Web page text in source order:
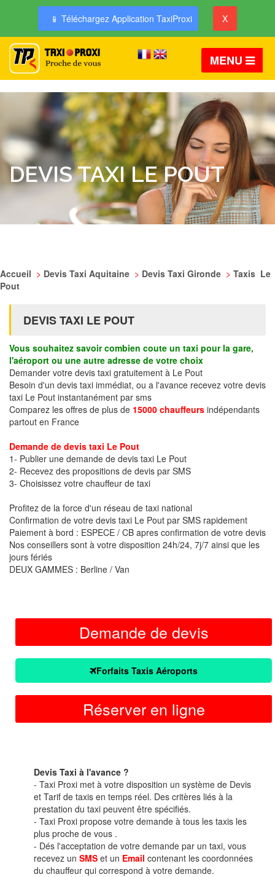
📱 Téléchargez Application TaxiProxi X
MENU
DEVIS TAXI LE POUT
Accueil > Devis Taxi Aquitaine > Devis Taxi Gironde > Taxis Le
Pout
DEVIS TAXI LE POUT
Vous souhaitez savoir combien coute un taxi pour la gare,
l'aéroport ou une autre adresse de votre choix
Demander votre devis taxi gratuitement à Le Pout
Besoin d'un devis taxi immédiat, ou a l'avance recevez votre devis
taxi Le Pout instantanément par sms
Comparez les offres de plus de 15000 chauffeurs indépendants
partout en France
Demande de devis taxi Le Pout
1- Publier une demande de devis taxi Le Pout
2- Recevez des propositions de devis par SMS
3- Choisissez votre chauffeur de taxi
Profitez de la force d'un réseau de taxi national
Confirmation de votre devis taxi Le Pout par SMS rapidement
Paiement à bord : ESPECE / CB apres confirmation de votre devis
Nos conseillers sont à votre disposition 24h/24, 7j/7 ainsi que les
jours fériés
DEUX GAMMES : Berline / Van
Demande de devis
Forfaits Taxis Aéroports
Réserver en ligne
Devis Taxi à l'avance ?
- Taxi Proxi met à votre disposition un système de Devis
et Tarif de taxis en temps réel. Des critères liés à la
prestation du taxi peuvent être spécifiés.
- Taxi Proxi propose votre demande à tous les taxis les
plus proche de vous .
- Dés l'acceptation de votre demande par un taxi, vous
recevez un SMS et un Email contenant les coordonnées
du chauffeur qui correspond à votre demande.